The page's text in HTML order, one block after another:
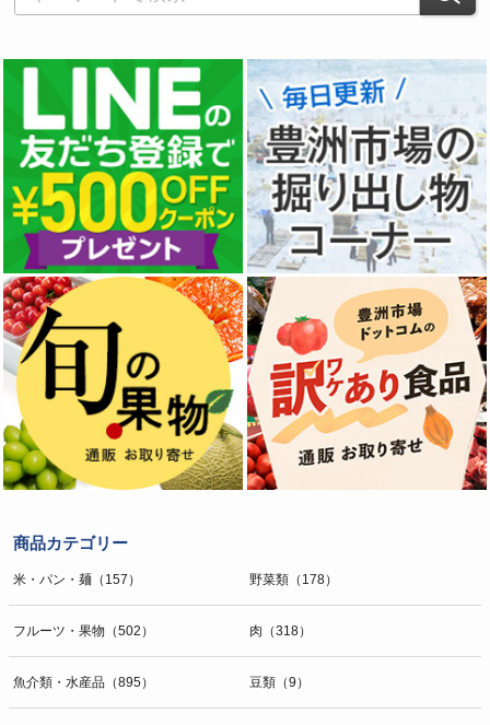
商品カテゴリー
米・パン・麺（157） 野菜類（178）
フルーツ・果物（502） 肉（318）
魚介類・水産品（895） 豆類（9）